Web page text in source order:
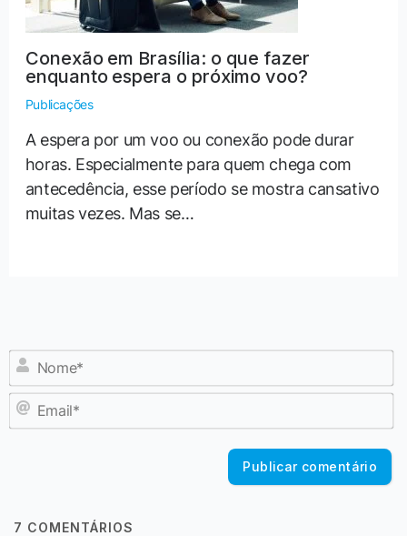
Conexão em Brasília: o que fazer
enquanto espera o próximo voo?
Publicações
A espera por um voo ou conexão pode durar
horas. Especialmente para quem chega com
antecedência, esse período se mostra cansativo
muitas vezes. Mas se…
7 COMENTÁRIOS